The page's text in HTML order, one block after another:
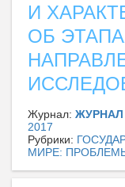
И
ОБ
Журнал: ЖУРНАЛ
2017
Рубрики:
МИРЕ: